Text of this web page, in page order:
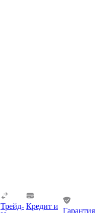
Трейд- Кредит и
Гарантия